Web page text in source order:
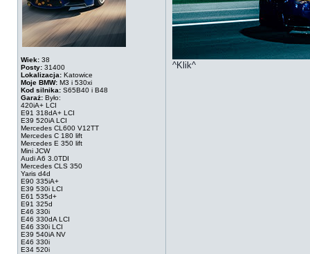
Wiek: 38
Posty: 31400
Lokalizacja: Katowice
Moje BMW: M3 i 530xi
Kod silnika: S65B40 i B48
Garaż: Było:
420iA+ LCI
E91 318dA+ LCI
E39 520iA LCI
Mercedes CL600 V12TT
Mercedes C 180 lift
Mercedes E 350 lift
Mini JCW
Audi A6 3.0TDI
Mercedes CLS 350
Yaris d4d
E90 335iA+
E39 530i LCI
E61 535d+
E91 325d
E46 330i
E46 330dA LCI
E46 330i LCI
E39 540iA NV
E46 330i
E34 520i
^Klik^